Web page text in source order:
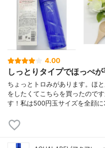
4.00
しっとりタイプでほっぺが
ちょっとトロみがあります。ほ
をしたくてこちらを買ったので
す！私は500円玉サイズを全顔